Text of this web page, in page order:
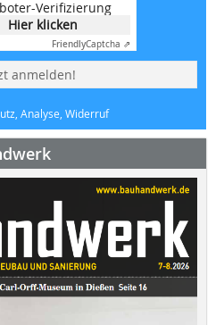
Verifizierung
Hier klicken
FriendlyCaptcha ⇗
anmelden!
Analyse, Widerruf